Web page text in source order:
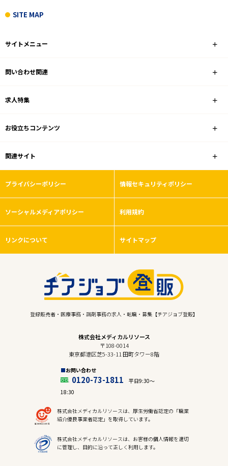
SITE MAP
サイトメニュー
問い合わせ関連
求人特集
お役立ちコンテンツ
関連サイト
プライバシーポリシー 情報セキュリティポリシー
ソーシャルメディアポリシー 利用規約
リンクについて サイトマップ
登録販売者・医療事務・調剤事務の求人・転職・募集【チアジョブ登販】
株式会社メディカルリソース
〒108-0014
東京都港区芝5-33-11 田町タワー8階
お問い合わせ
0120-73-1811
平日9:30〜
18:30
株式会社メディカルリソースは、厚生労働省認定の「職業
紹介優良事業者認定」を取得しています。
株式会社メディカルリソースは、お客様の個人情報を適切
に管理し、目的に沿って正しく利用します。